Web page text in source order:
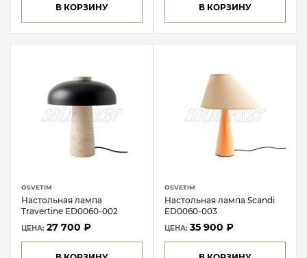
В КОРЗИНУ В КОРЗИНУ
OSVETIM
Настольная лампа
Travertine ED0060-002
ЦЕНА: 27 700 ₽
OSVETIM
Настольная лампа Scandi
ED0060-003
ЦЕНА: 35 900 ₽